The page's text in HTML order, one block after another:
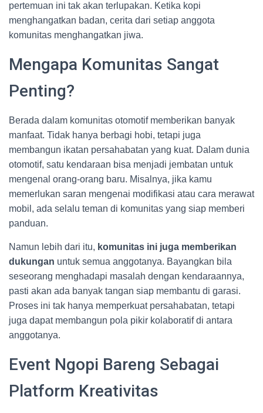
pertemuan ini tak akan terlupakan. Ketika kopi
menghangatkan badan, cerita dari setiap anggota
komunitas menghangatkan jiwa.
Mengapa Komunitas Sangat
Penting?
Berada dalam komunitas otomotif memberikan banyak
manfaat. Tidak hanya berbagi hobi, tetapi juga
membangun ikatan persahabatan yang kuat. Dalam dunia
otomotif, satu kendaraan bisa menjadi jembatan untuk
mengenal orang-orang baru. Misalnya, jika kamu
memerlukan saran mengenai modifikasi atau cara merawat
mobil, ada selalu teman di komunitas yang siap memberi
panduan.
Namun lebih dari itu, komunitas ini juga memberikan
dukungan untuk semua anggotanya. Bayangkan bila
seseorang menghadapi masalah dengan kendaraannya,
pasti akan ada banyak tangan siap membantu di garasi.
Proses ini tak hanya memperkuat persahabatan, tetapi
juga dapat membangun pola pikir kolaboratif di antara
anggotanya.
Event Ngopi Bareng Sebagai
Platform Kreativitas